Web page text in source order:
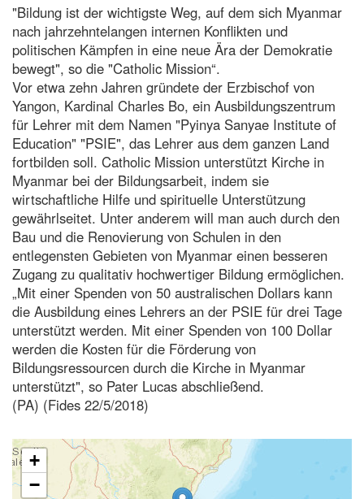
"Bildung ist der wichtigste Weg, auf dem sich Myanmar
nach jahrzehntelangen internen Konflikten und
politischen Kämpfen in eine neue Ära der Demokratie
bewegt", so die "Catholic Mission“.
Vor etwa zehn Jahren gründete der Erzbischof von
Yangon, Kardinal Charles Bo, ein Ausbildungszentrum
für Lehrer mit dem Namen "Pyinya Sanyae Institute of
Education" "PSIE", das Lehrer aus dem ganzen Land
fortbilden soll. Catholic Mission unterstützt Kirche in
Myanmar bei der Bildungsarbeit, indem sie
wirtschaftliche Hilfe und spirituelle Unterstützung
gewährlseitet. Unter anderem will man auch durch den
Bau und die Renovierung von Schulen in den
entlegensten Gebieten von Myanmar einen besseren
Zugang zu qualitativ hochwertiger Bildung ermöglichen.
„Mit einer Spenden von 50 australischen Dollars kann
die Ausbildung eines Lehrers an der PSIE für drei Tage
unterstützt werden. Mit einer Spenden von 100 Dollar
werden die Kosten für die Förderung von
Bildungsressourcen durch die Kirche in Myanmar
unterstützt", so Pater Lucas abschließend.
(PA) (Fides 22/5/2018)
+
−